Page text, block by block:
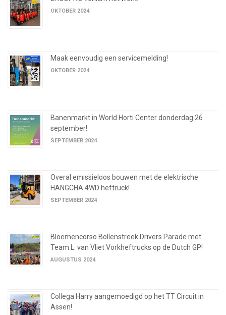
OKTOBER 2024
Maak eenvoudig een servicemelding!
OKTOBER 2024
Banenmarkt in World Horti Center donderdag 26
september!
SEPTEMBER 2024
Overal emissieloos bouwen met de elektrische
HANGCHA 4WD heftruck!
SEPTEMBER 2024
Bloemencorso Bollenstreek Drivers Parade met
Team L. van Vliet Vorkheftrucks op de Dutch GP!
AUGUSTUS 2024
Collega Harry aangemoedigd op het TT Circuit in
Assen!